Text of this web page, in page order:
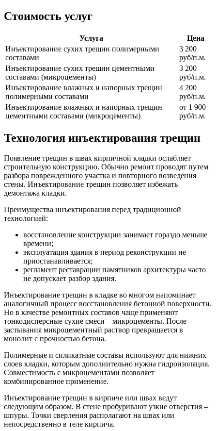
Стоимость услуг
Услуга
Цена
Инъектирование сухих трещин полимерными
составами
3 200
руб/п.м.
Инъектирование сухих трещин цементными
составами (микроцементы)
3 200
руб/п.м.
Инъектирование влажных и напорных трещин
полимерными составами
4 200
руб/п.м.
Инъектирование влажных и напорных трещин
цементными составами (микроцементы)
от 1 900
руб/п.м.
Технология инъектирования трещин
Появление трещин в швах кирпичной кладки ослабляет
строительную конструкцию. Обычно ремонт проводят путем
разбора поврежденного участка и повторного возведения
стены. Инъектирование трещин позволяет избежать
демонтажа кладки.
Преимущества инъектирования перед традиционной
технологией:
восстановление конструкции занимает гораздо меньше
времени;
эксплуатация здания в период реконструкции не
приостанавливается;
регламент реставрации памятников архитектуры часто
не допускает разбор здания.
Инъектирование трещин в кладке во многом напоминает
аналогичный процесс восстановления бетонной поверхности.
Но в качестве ремонтных составов чаще применяют
тонкодисперсные сухие смеси – микроцементы. После
застывания микроцементный раствор превращается в
монолит с прочностью бетона.
Полимерные и силикатные составы используют для нижних
слоев кладки, которым дополнительно нужна гидроизоляция.
Совместимость с микроцементами позволяет
комбинированное применение.
Инъектирование трещин в кирпиче или швах ведут
следующим образом. В стене пробуривают узкие отверстия –
шпуры. Точки сверления располагают на швах или
непосредственно в теле кирпича.